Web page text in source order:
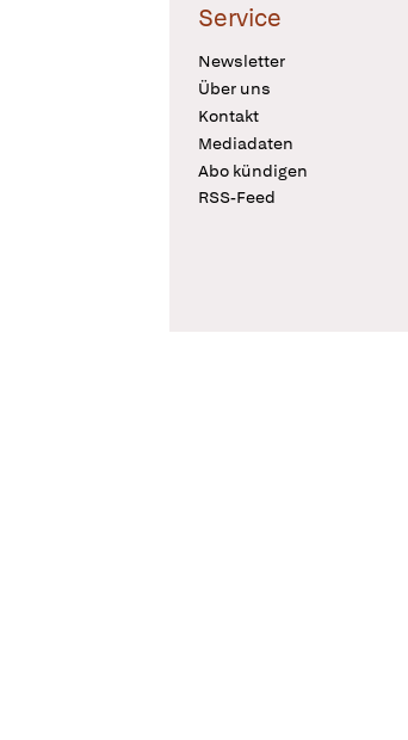
Service
Newsletter
Über uns
Kontakt
Mediadaten
Abo kündigen
RSS-Feed